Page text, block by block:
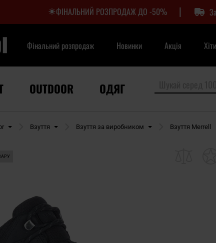
ФІНАЛЬНИЙ РОЗПРОДАЖ ДО -50% |
Фінальний розпродаж Новинки Акція
OUTDOOR ОДЯГ
Взуття Взуття за виробником Взуття Merrell